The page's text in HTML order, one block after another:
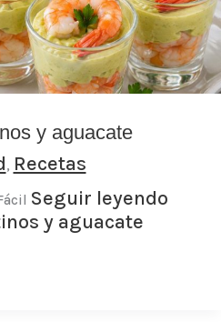
y aguacate
, Recetas
Seguir leyendo
y aguacate